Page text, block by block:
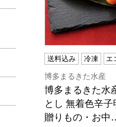
送料込み 冷凍 エ
博多まるきた水産
博多まるきた水
とし 無着色辛
贈りもの・お中